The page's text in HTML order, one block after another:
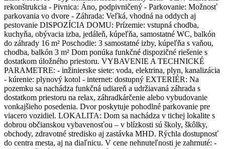
rekonštrukcia - Pivnica: Áno, podpivničený - Parkovanie: Možnosť
parkovania vo dvore - Záhrada: Veľká, vhodná na oddych aj
pestovanie DISPOZÍCIA DOMU: Prízemie: vstupná chodba,
kuchyňa, obývacia izba, jedáleň, kúpeľňa, samostatné WC, balkón
do záhrady 16 m² Poschodie: 3 samostatné izby, kúpeľňa s vaňou,
chodba, balkón 3 m² Dom ponúka funkčné dispozičné riešenie s
dostatkom úložného priestoru. VYBAVENIE A TECHNICKÉ
PARAMETRE: - inžinierske siete: voda, elektrina, plyn, kanalizácia
- kúrenie: plynový kotol - internet: dostupný EXTERIÉR: Na
pozemku sa nachádza funkčná udiareň a udržiavaná záhrada s
dostatkom priestoru na relax, záhradkárčenie alebo vybudovanie
vonkajšieho posedenia. Dvor poskytuje pohodlné parkovanie pre
viacero vozidiel. LOKALITA: Dom sa nachádza v tichej lokalite s
dobrou občianskou vybavenosťou – v blízkosti sú školy, škôlky,
obchody, zdravotné stredisko aj zastávka MHD. Rýchla dostupnosť
do centra mesta, aj na diaľnicu. V cene nehnuteľnosti je zahrnuté: -